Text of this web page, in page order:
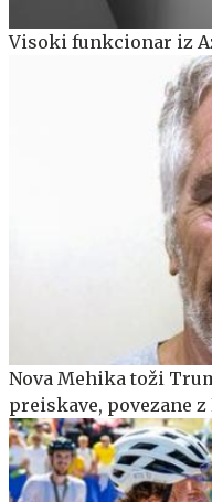
Visoki funkcionar iz
Nova Mehika toži
preiskave, povezane